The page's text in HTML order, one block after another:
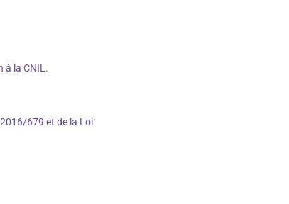
à la CNIL.
679 et de la Loi